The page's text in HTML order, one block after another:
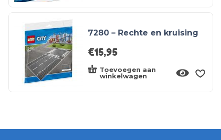
7280 – Rechte en kruising
€15,95
Toevoegen aan
winkelwagen